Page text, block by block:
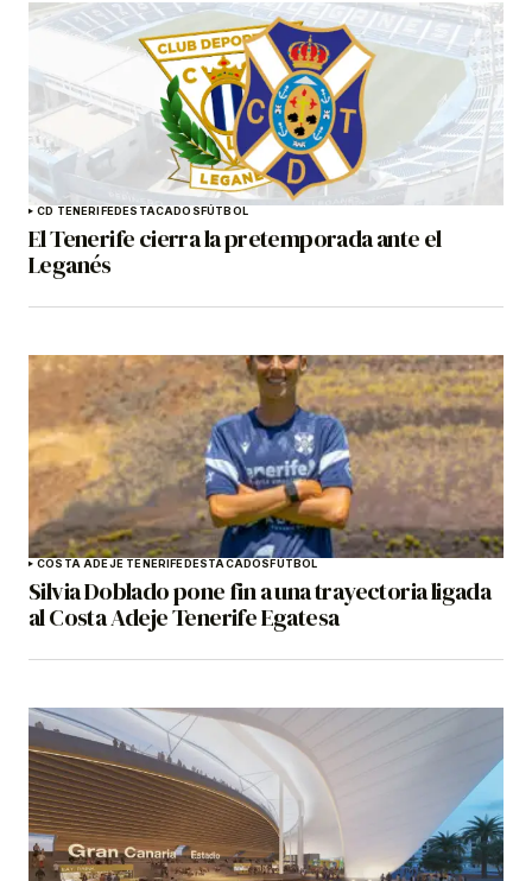
CD TENERIFEDESTACADOSFÚTBOL
El Tenerife cierra la pretemporada ante el
Leganés
COSTA ADEJE TENERIFEDESTACADOSFÚTBOL
Silvia Doblado pone fin a una trayectoria ligada
al Costa Adeje Tenerife Egatesa